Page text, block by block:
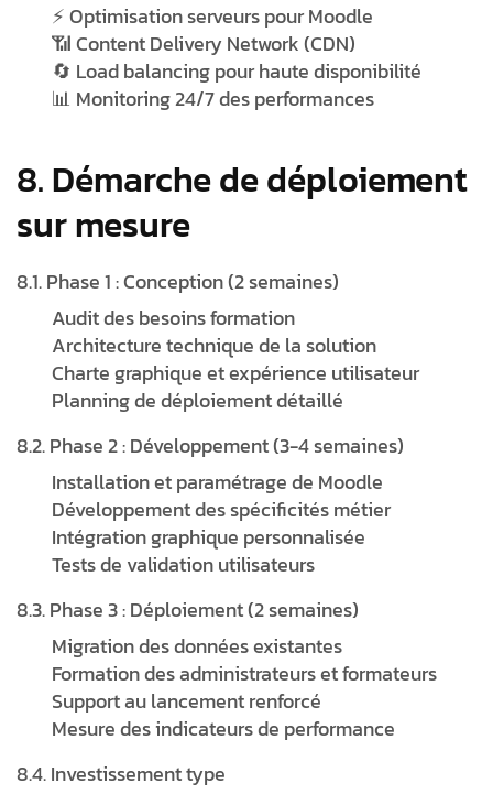
⚡ Optimisation serveurs pour Moodle
📶 Content Delivery Network (CDN)
🔄 Load balancing pour haute disponibilité
📊 Monitoring 24/7 des performances
8. Démarche de déploiement
sur mesure
8.1. Phase 1 : Conception (2 semaines)
Audit des besoins formation
Architecture technique de la solution
Charte graphique et expérience utilisateur
Planning de déploiement détaillé
8.2. Phase 2 : Développement (3-4 semaines)
Installation et paramétrage de Moodle
Développement des spécificités métier
Intégration graphique personnalisée
Tests de validation utilisateurs
8.3. Phase 3 : Déploiement (2 semaines)
Migration des données existantes
Formation des administrateurs et formateurs
Support au lancement renforcé
Mesure des indicateurs de performance
8.4. Investissement type